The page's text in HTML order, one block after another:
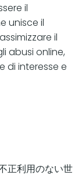
il
unisce il
il
abusi online,
di interesse e
正利用のない世